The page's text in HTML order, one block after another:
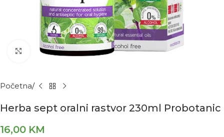
Kliknite za povećanje
Početna
Herba sept oralni rastvor 230ml Probotanic
16,00 KM